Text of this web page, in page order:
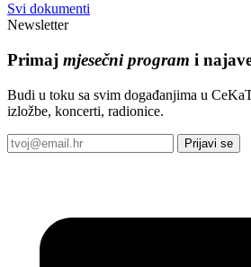
Svi dokumenti
Newsletter
Primaj mjesečni program i
Budi u toku sa svim događanjima u
izložbe, koncerti, radionice.
Prijavi se